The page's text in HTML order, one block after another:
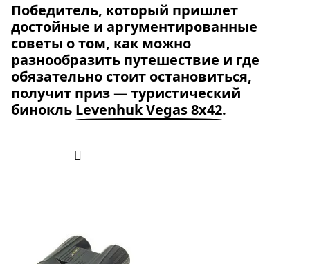
Победитель, который пришлет
достойные и аргументированные
советы о том, как можно
разнообразить путешествие и где
обязательно стоит остановиться,
получит приз — туристический
бинокль Levenhuk Vegas 8x42.